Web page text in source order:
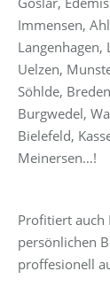
Immensen,
Langenhagen,
Uelzen,
Söhlde,
Burgwedel,
Bielefeld,
Meinersen…!
Profitiert auch
persönlichen
proffesionell